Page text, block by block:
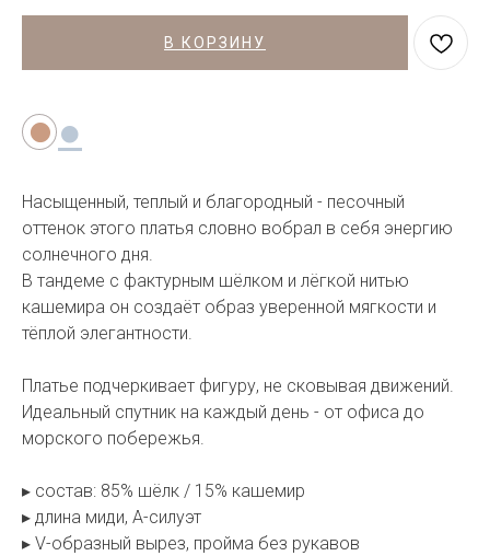
В КОРЗИНУ
●●
Насыщенный, теплый и благородный - песочный
оттенок этого платья словно вобрал в себя энергию
солнечного дня.
В тандеме с фактурным шёлком и лёгкой нитью
кашемира он создаёт образ уверенной мягкости и
тёплой элегантности.
Платье подчеркивает фигуру, не сковывая движений.
Идеальный спутник на каждый день - от офиса до
морского побережья.
▸ состав: 85% шёлк / 15% кашемир
▸ длина миди, А-силуэт
▸ V-образный вырез, пройма без рукавов